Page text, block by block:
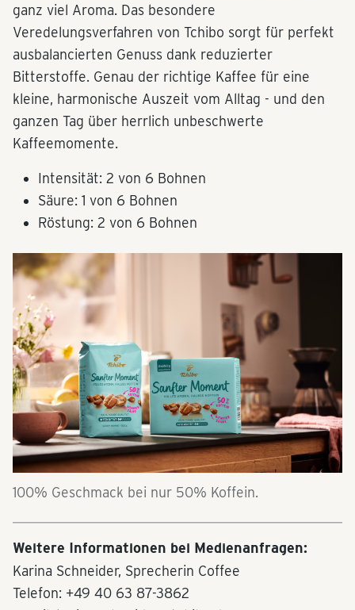
ganz viel Aroma. Das besondere
Veredelungsverfahren von Tchibo sorgt für perfekt
ausbalancierten Genuss dank reduzierter
Bitterstoffe. Genau der richtige Kaffee für eine
kleine, harmonische Auszeit vom Alltag - und den
ganzen Tag über herrlich unbeschwerte
Kaffeemomente.
Intensität: 2 von 6 Bohnen
Säure: 1 von 6 Bohnen
Röstung: 2 von 6 Bohnen
100% Geschmack bei nur 50% Koffein.
Weitere Informationen bei Medienanfragen:
Karina Schneider, Sprecherin Coffee
Telefon: +49 40 63 87-3862